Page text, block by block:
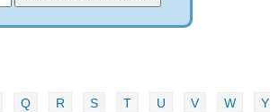
Q R S T U V W Y